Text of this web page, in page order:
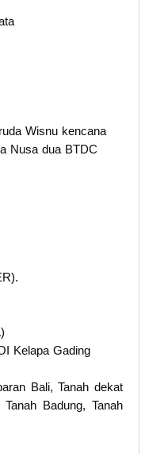
Wisnu kencana
Nusa dua BTDC
Kelapa Gading
Bali, Tanah dekat
Badung, Tanah